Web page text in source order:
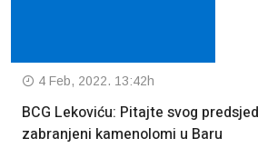
4 Feb, 2022. 13:42h
BCG Lekoviću: Pitajte svog
zabranjeni kamenolomi u Baru